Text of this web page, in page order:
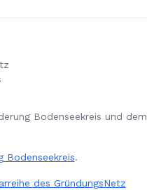
Bodenseekreis und dem
Bodenseekreis.
des GründungsNetz